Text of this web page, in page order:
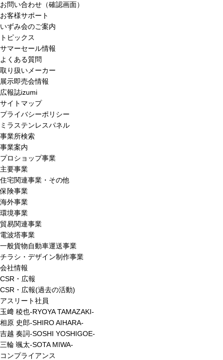
お問い合わせ（確認画面）
お客様サポート
いずみ会のご案内
トピックス
サマーセール情報
よくある質問
取り扱いメーカー
展示即売会情報
広報誌izumi
サイトマップ
プライバシーポリシー
ミラステンレスパネル
事業所検索
事業案内
プロショップ事業
主要事業
住宅関連事業・その他
保険事業
海外事業
環境事業
貿易関連事業
電波塔事業
一般貨物自動車運送事業
チラシ・デザイン制作事業
会社情報
CSR・広報
CSR・広報(過去の活動)
アスリート社員
玉﨑 稜也-RYOYA TAMAZAKI-
相原 史郎-SHIRO AIHARA-
吉越 奏詞-SOSHI YOSHIGOE-
三輪 颯太-SOTA MIWA-
コンプライアンス